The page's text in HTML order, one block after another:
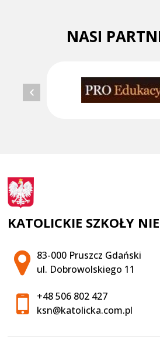
NASI
KATOLICKIE SZKOŁY
Adres pocztowy:
83-000 Pruszcz Gdański
ul. Dobrowolskiego 11
+48 506 802 427
ksn@katolicka.com.pl